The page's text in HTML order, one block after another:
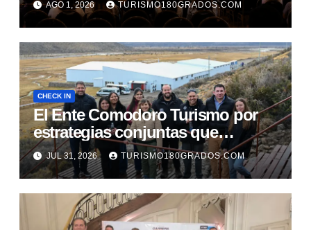
AGO 1, 2026 TURISMO180GRADOS.COM
CHECK IN
El Ente Comodoro Turismo por
estrategias conjuntas que
fortalezcan la actividad en la
región
JUL 31, 2026 TURISMO180GRADOS.COM